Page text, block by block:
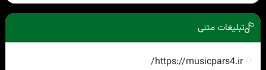
تبلیغات متنی
https://musicpars4.ir/